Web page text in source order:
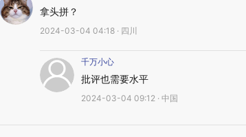
拿头拼？
2024-03-04 04:18 · 四川
千万小心
批评也需要水平
2024-03-04 09:12 · 中国